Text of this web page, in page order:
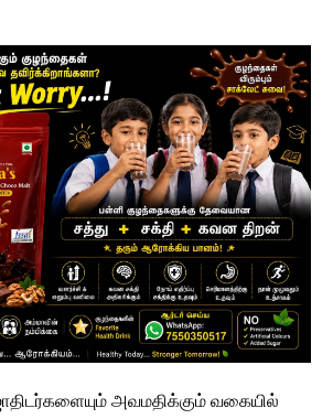
அவமதிக்கும் வகையில்